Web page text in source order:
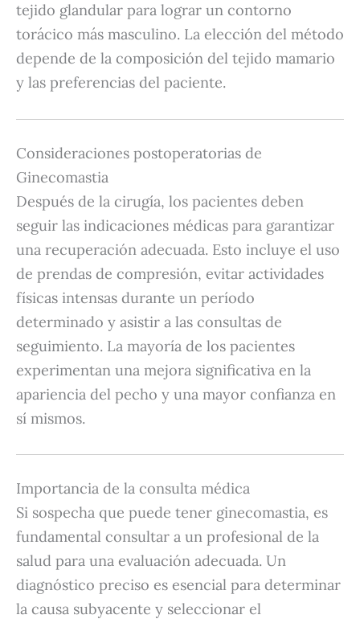
tejido glandular para lograr un contorno
torácico más masculino. La elección del método
depende de la composición del tejido mamario
y las preferencias del paciente.
Consideraciones postoperatorias de
Ginecomastia
Después de la cirugía, los pacientes deben
seguir las indicaciones médicas para garantizar
una recuperación adecuada. Esto incluye el uso
de prendas de compresión, evitar actividades
físicas intensas durante un período
determinado y asistir a las consultas de
seguimiento. La mayoría de los pacientes
experimentan una mejora significativa en la
apariencia del pecho y una mayor confianza en
sí mismos.
Importancia de la consulta médica
Si sospecha que puede tener ginecomastia, es
fundamental consultar a un profesional de la
salud para una evaluación adecuada. Un
diagnóstico preciso es esencial para determinar
la causa subyacente y seleccionar el